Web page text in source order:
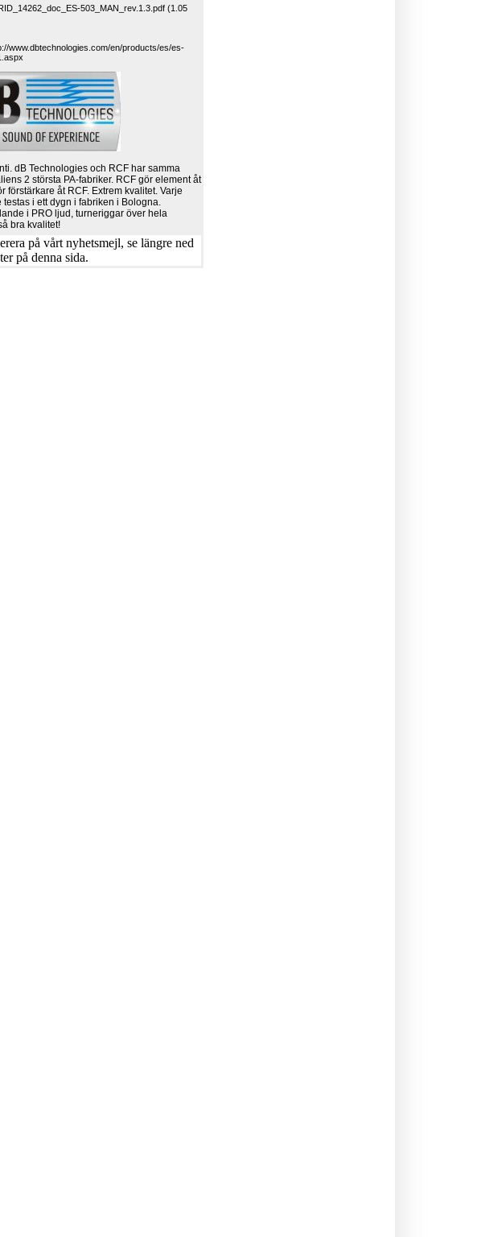
503_MAN_rev.1.3.pdf (1.05
www.dbtechnologies.com/en/products/es/es-
dB Technologies och RCF har samma
2 största PA-fabriker. RCF gör element åt
förstärkare åt RCF. Extrem kvalitet. Varje
testas i ett dygn i fabriken i Bologna.
i PRO ljud, turneriggar över hela
bra kvalitet!
på vårt nyhetsmejl, se längre ned
på denna sida.